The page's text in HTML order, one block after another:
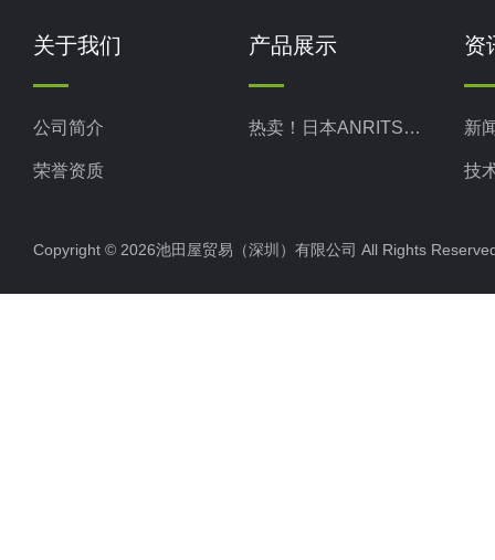
关于我们
公司简介
荣誉资质
产品展示
热卖！日本ANRITSU安立计器
资
新
技
Copyright © 2026池田屋贸易（深圳）有限公司 All Rights